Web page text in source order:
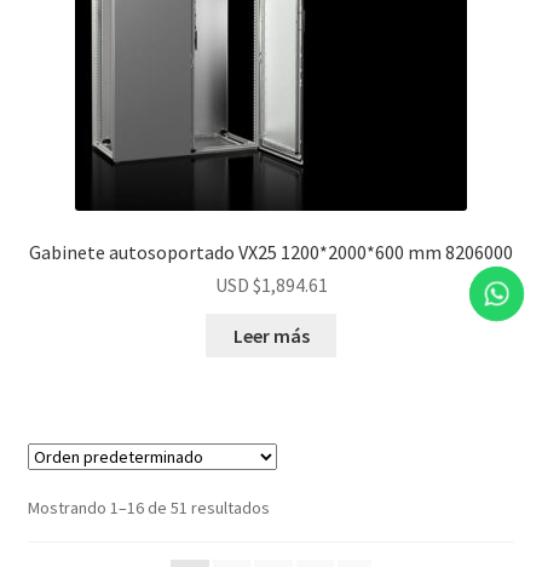
Gabinete autosoportado VX25 1200*2000*600 mm 8206000
USD $1,894.61
Leer más
Mostrando 1–16 de 51 resultados